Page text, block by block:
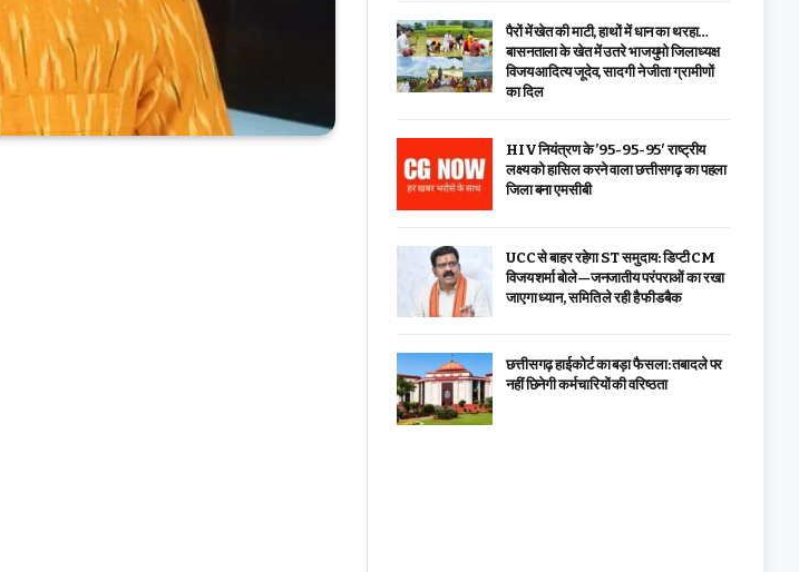
पैरों में खेत की माटी, हाथों में धान का थरहा…
बासनताला के खेत में उतरे भाजयुमो जिलाध्यक्ष
विजय आदित्य जूदेव, सादगी ने जीता ग्रामीणों
का दिल
HIV नियंत्रण के ’95-95-95′ राष्ट्रीय
लक्ष्य को हासिल करने वाला छत्तीसगढ़ का पहला
जिला बना एमसीबी
UCC से बाहर रहेगा ST समुदाय: डिप्टी CM
विजय शर्मा बोले—जनजातीय परंपराओं का रखा
जाएगा ध्यान, समिति ले रही है फीडबैक
छत्तीसगढ़ हाईकोर्ट का बड़ा फैसला: तबादले पर
नहीं छिनेगी कर्मचारियों की वरिष्ठता